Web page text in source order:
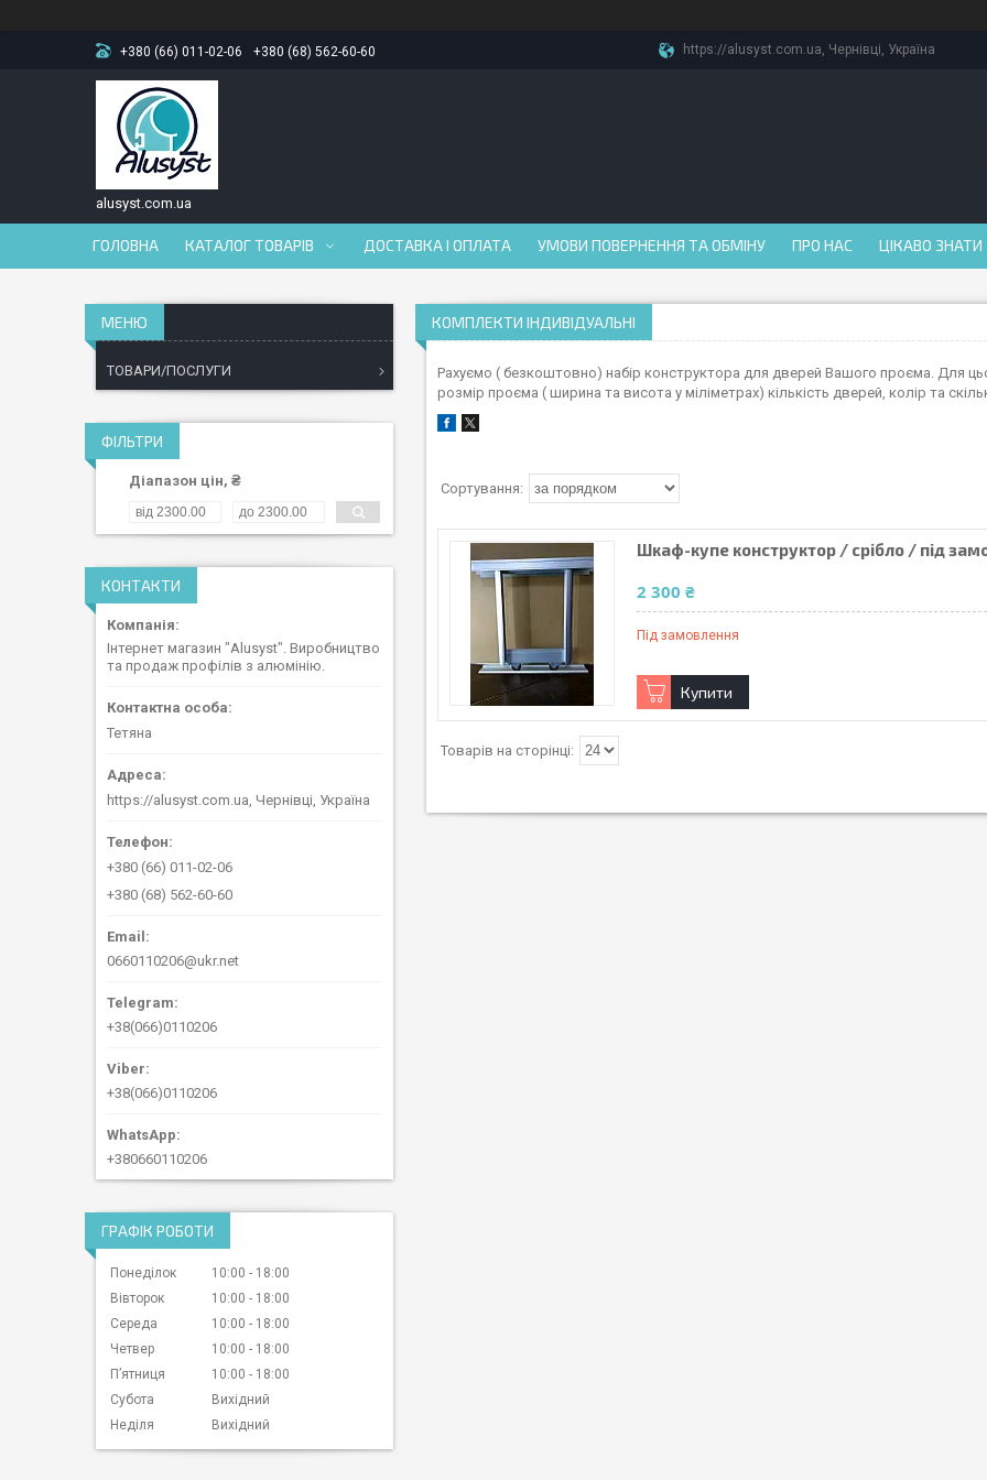
+380 (66) 011-02-06 +380 (68) 562-60-60 https://alusyst.com.ua, Чернівці, Україна
alusyst.com.ua
ГОЛОВНА КАТАЛОГ ТОВАРІВ ДОСТАВКА І ОПЛАТА УМОВИ ПОВЕРНЕННЯ ТА ОБМІНУ ПРО НАС ЦІКАВО ЗНАТИ
КОМПЛЕКТИ ІНДИВІДУАЛЬНІ
Рахуємо ( безкоштовно) набір конструктора для дверей Вашого проєма. Для
розмір проєма ( ширина та висота у міліметрах) кількість дверей, колір та
Шкаф-купе конструктор / срібло / під
2 300 ₴
Під замовлення
Купити
ТОВАРИ/ПОСЛУГИ
ФІЛЬТРИ
Діапазон цін, ₴
КОНТАКТИ
Інтернет магазин "Alusyst". Виробництво
та продаж профілів з алюмінію.
Тетяна
https://alusyst.com.ua, Чернівці, Україна
+380 (66) 011-02-06
+380 (68) 562-60-60
0660110206@ukr.net
+38(066)0110206
+38(066)0110206
+380660110206
ГРАФІК РОБОТИ
Понеділок 10:00
18:00
Вівторок
10:00
18:00
Середа
10:00
18:00
Четвер
10:00
18:00
Пʼятниця
10:00
18:00
Субота
Вихідний
Неділя
Вихідний